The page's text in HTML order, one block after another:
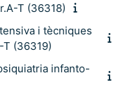
T (36318)
i tècniques
T (36319)
infanto-